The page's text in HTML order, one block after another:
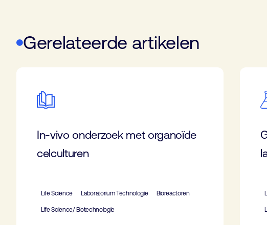
Gerelateerde artikelen
In-vivo onderzoek met organoïde
celculturen
Life Science Laboratorium Technologie Bioreactoren
Life Science/ Biotechnologie